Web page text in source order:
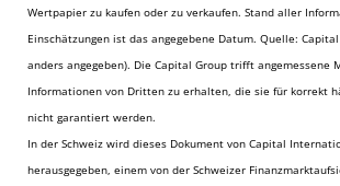
Wertpapier zu kaufen oder zu verkaufen. Stand aller
Einschätzungen ist das angegebene Datum. Quelle:
anders angegeben). Die Capital Group trifft angemessene
Informationen von Dritten zu erhalten, die sie für korrekt
nicht garantiert werden.
In der Schweiz wird dieses Dokument von Capital
herausgegeben, einem von der Schweizer